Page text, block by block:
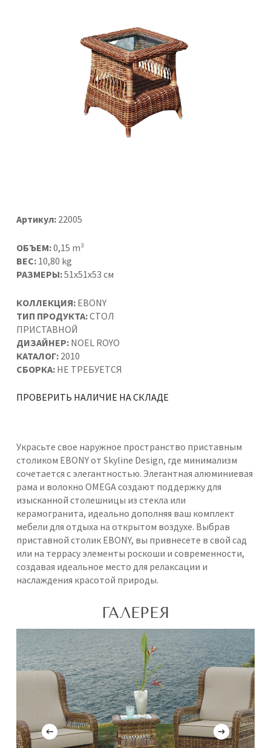
Артикул:22005
ОБЪЕМ:0,15 m³
ВЕС: 10,80 kg
РАЗМЕРЫ:51x51x53 см
КОЛЛЕКЦИЯ: EBONY
ТИП ПРОДУКТА:СТОЛ
ПРИСТАВНОЙ
ДИЗАЙНЕР: NOEL ROYO
КАТАЛОГ: 2010
СБОРКА: НЕ ТРЕБУЕТСЯ
ПРОВЕРИТЬ НАЛИЧИЕ НА СКЛАДЕ
Украсьте свое наружное пространство приставным
столиком EBONY от Skyline Design, где минимализм
сочетается с элегантностью. Элегантная алюминиевая
рама и волокно OMEGA создают поддержку для
изысканной столешницы из стекла или
керамогранита, идеально дополняя ваш комплект
мебели для отдыха на открытом воздухе. Выбрав
приставной столик EBONY, вы привнесете в свой сад
или на террасу элементы роскоши и современности,
создавая идеальное место для релаксации и
наслаждения красотой природы.
ГАЛЕРЕЯ